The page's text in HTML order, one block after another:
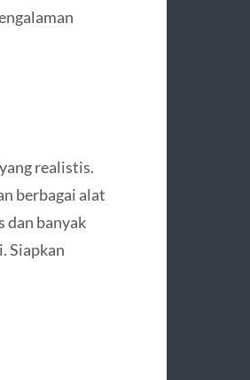
realistis.
berbagai alat
dan banyak
Siapkan